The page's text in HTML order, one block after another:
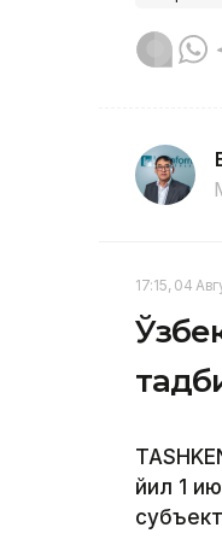
17:15, 04
йил 1